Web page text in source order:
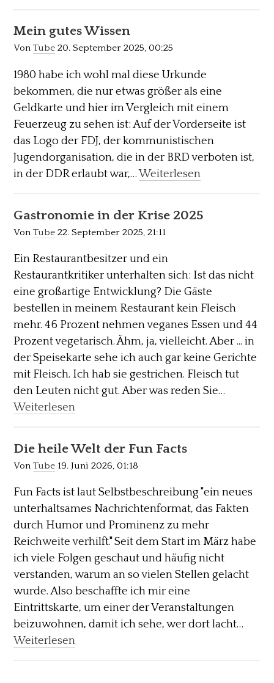
Mein gutes Wissen
VonTube 20. September 2025, 00:25
1980 habe ich wohl mal diese Urkunde
bekommen, die nur etwas größer als eine
Geldkarte und hier im Vergleich mit einem
Feuerzeug zu sehen ist: Auf der Vorderseite ist
das Logo der FDJ, der kommunistischen
Jugendorganisation, die in der BRD verboten ist,
in der DDR erlaubt war,…Weiterlesen
Gastronomie in der Krise 2025
VonTube 22. September 2025, 21:11
Ein Restaurantbesitzer und ein
Restaurantkritiker unterhalten sich: Ist das nicht
eine großartige Entwicklung? Die Gäste
bestellen in meinem Restaurant kein Fleisch
mehr. 46 Prozent nehmen veganes Essen und 44
Prozent vegetarisch. Ähm, ja, vielleicht. Aber ... in
der Speisekarte sehe ich auch gar keine Gerichte
mit Fleisch. Ich hab sie gestrichen. Fleisch tut
den Leuten nicht gut. Aber was reden Sie…
Weiterlesen
Die heile Welt der Fun Facts
VonTube 19. Juni 2026, 01:18
Fun Facts ist laut Selbstbeschreibung "ein neues
unterhaltsames Nachrichtenformat, das Fakten
durch Humor und Prominenz zu mehr
Reichweite verhilft." Seit dem Start im März habe
ich viele Folgen geschaut und häufig nicht
verstanden, warum an so vielen Stellen gelacht
wurde. Also beschaffte ich mir eine
Eintrittskarte, um einer der Veranstaltungen
beizuwohnen, damit ich sehe, wer dort lacht…
Weiterlesen